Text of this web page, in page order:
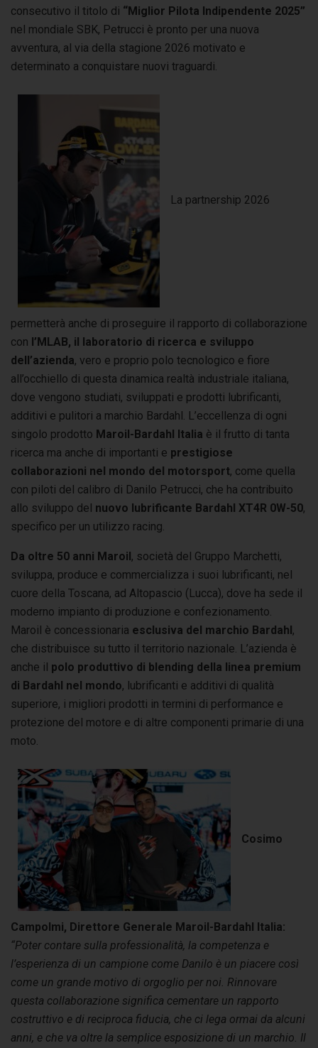
consecutivo il titolo di “Miglior Pilota Indipendente 2025”
nel mondiale SBK, Petrucci è pronto per una nuova
avventura, al via della stagione 2026 motivato e
determinato a conquistare nuovi traguardi.
La partnership 2026
permetterà anche di proseguire il rapporto di collaborazione
con l’MLAB, il laboratorio di ricerca e sviluppo
dell’azienda, vero e proprio polo tecnologico e fiore
all’occhiello di questa dinamica realtà industriale italiana,
dove vengono studiati, sviluppati e prodotti lubrificanti,
additivi e pulitori a marchio Bardahl. L’eccellenza di ogni
singolo prodotto Maroil-Bardahl Italia è il frutto di tanta
ricerca ma anche di importanti e prestigiose
collaborazioni nel mondo del motorsport, come quella
con piloti del calibro di Danilo Petrucci, che ha contribuito
allo sviluppo del nuovo lubrificante Bardahl XT4R 0W-50,
specifico per un utilizzo racing.
Da oltre 50 anni Maroil, società del Gruppo Marchetti,
sviluppa, produce e commercializza i suoi lubrificanti, nel
cuore della Toscana, ad Altopascio (Lucca), dove ha sede il
moderno impianto di produzione e confezionamento.
Maroil è concessionaria esclusiva del marchio Bardahl,
che distribuisce su tutto il territorio nazionale. L’azienda è
anche il polo produttivo di blending della linea premium
di Bardahl nel mondo, lubrificanti e additivi di qualità
superiore, i migliori prodotti in termini di performance e
protezione del motore e di altre componenti primarie di una
moto.
Cosimo
Campolmi, Direttore Generale Maroil-Bardahl Italia:
“Poter contare sulla professionalità, la competenza e
l’esperienza di un campione come Danilo è un piacere così
come un grande motivo di orgoglio per noi. Rinnovare
questa collaborazione significa cementare un rapporto
costruttivo e di reciproca fiducia, che ci lega ormai da alcuni
anni, e che va oltre la semplice esposizione di un marchio. Il